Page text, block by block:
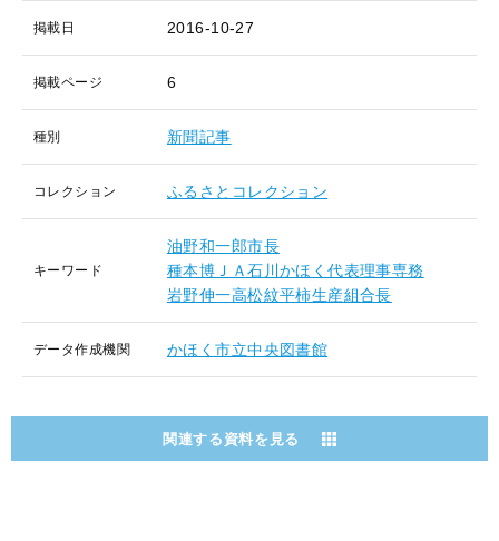
掲載日 2016-10-27
掲載ページ 6
種別 新聞記事
コレクション ふるさとコレクション
キーワード
油野和一郎市長
種本博ＪＡ石川かほく代表理事専務
岩野伸一高松紋平柿生産組合長
データ作成機関 かほく市立中央図書館
関連する資料を見る